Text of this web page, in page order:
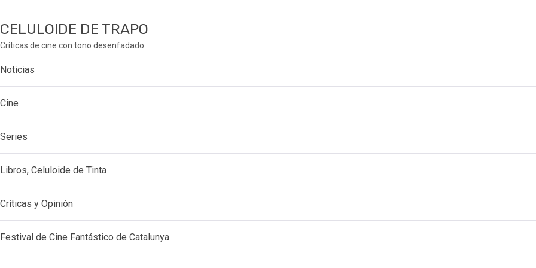
CELULOIDE DE TRAPO
Críticas de cine con tono desenfadado
Noticias
Cine
Series
Libros, Celuloide de Tinta
Críticas y Opinión
Festival de Cine Fantástico de Catalunya